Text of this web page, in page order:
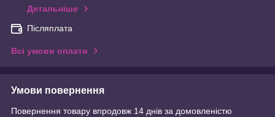
Детальніше
Післяплата
Всі умови оплати
Умови повернення
Повернення товару впродовж 14 днів за домовленістю